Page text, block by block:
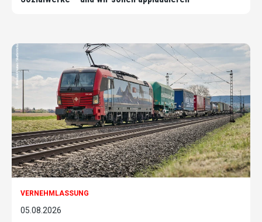
VERNEHMLASSUNG
05.08.2026